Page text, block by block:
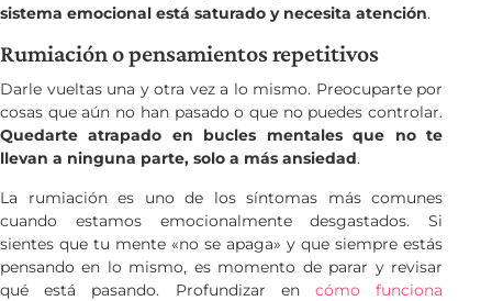
sistema emocional está saturado y necesita atención.
Rumiación o pensamientos repetitivos
Darle vueltas una y otra vez a lo mismo. Preocuparte por
cosas que aún no han pasado o que no puedes controlar.
Quedarte atrapado en bucles mentales que no te
llevan a ninguna parte, solo a más ansiedad.
La rumiación es uno de los síntomas más comunes
cuando estamos emocionalmente desgastados. Si
sientes que tu mente «no se apaga» y que siempre estás
pensando en lo mismo, es momento de parar y revisar
qué está pasando. Profundizar en cómo funciona